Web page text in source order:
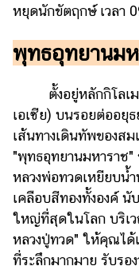
หยุดนักขัตฤกษ์ เวลา
พุทธอุทยานม
ตั้งอยู่หลักกิโลเมต
เอเซีย) บนรอยต่ออยุ
เส้นทางเดินทัพของสม
"พุทธอุทยานมหาราช"
หลวงพ่อทวดเหยียบน้
เคลือบสีทองทั้งองค์ นั
ใหญ่ที่สุดในโลก บริเ
หลวงปู่ทวด" ให้คุณได้
ที่ระลึกมากมาย รับรอ